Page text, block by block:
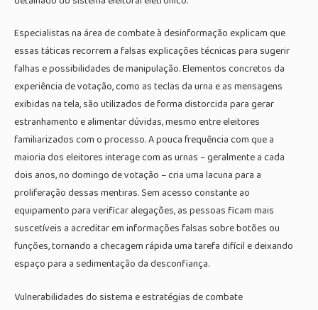
Especialistas na área de combate à desinformação explicam que
essas táticas recorrem a falsas explicações técnicas para sugerir
falhas e possibilidades de manipulação. Elementos concretos da
experiência de votação, como as teclas da urna e as mensagens
exibidas na tela, são utilizados de forma distorcida para gerar
estranhamento e alimentar dúvidas, mesmo entre eleitores
familiarizados com o processo. A pouca frequência com que a
maioria dos eleitores interage com as urnas – geralmente a cada
dois anos, no domingo de votação – cria uma lacuna para a
proliferação dessas mentiras. Sem acesso constante ao
equipamento para verificar alegações, as pessoas ficam mais
suscetíveis a acreditar em informações falsas sobre botões ou
funções, tornando a checagem rápida uma tarefa difícil e deixando
espaço para a sedimentação da desconfiança.
Vulnerabilidades do sistema e estratégias de combate